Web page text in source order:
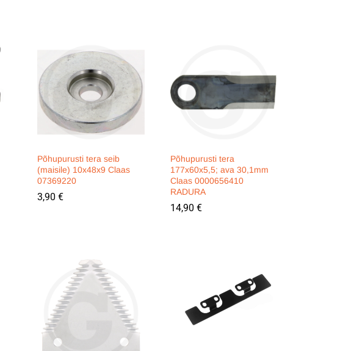
Põhupurusti tera seib
(maisile) 10x48x9 Claas
07369220
3,90 €
3,90 €
Põhupurusti tera
177x60x5,5; ava 30,1mm
Claas 0000656410
RADURA
14,90 €
14,90 €